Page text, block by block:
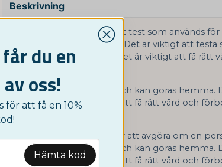
Beskrivning
Graviditetstest är ett enkelt test som används
person är gravid eller inte. Det är viktigt att
att du är gravid eftersom det är viktigt att få rätt
Testet är enkelt att göra och kan göras hemma.
sig tidigt i graviditeten för att få rätt vård och
och hälsosam graviditet.
Graviditetstest är viktigt för att avgöra om en
Testet är enkelt att göra och kan göras hemma.
sig tidigt i graviditeten för att få rätt vård och
du en
oss!
för att få en 10%
Hämta kod